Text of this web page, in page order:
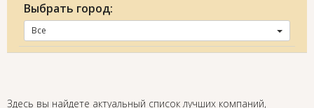
Выбрать город:
Все
Здесь вы найдете актуальный список лучших компаний,